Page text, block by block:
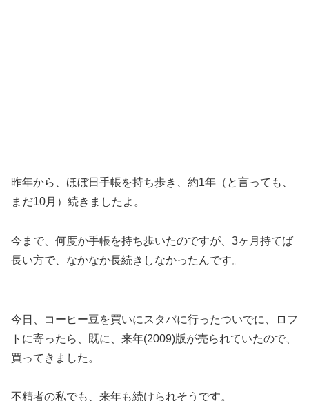
昨年から、ほぼ日手帳を持ち歩き、約1年（と言っても、
まだ10月）続きましたよ。
今まで、何度か手帳を持ち歩いたのですが、3ヶ月持てば
長い方で、なかなか長続きしなかったんです。
今日、コーヒー豆を買いにスタバに行ったついでに、ロフ
トに寄ったら、既に、来年(2009)版が売られていたので、
買ってきました。
不精者の私でも、来年も続けられそうです。